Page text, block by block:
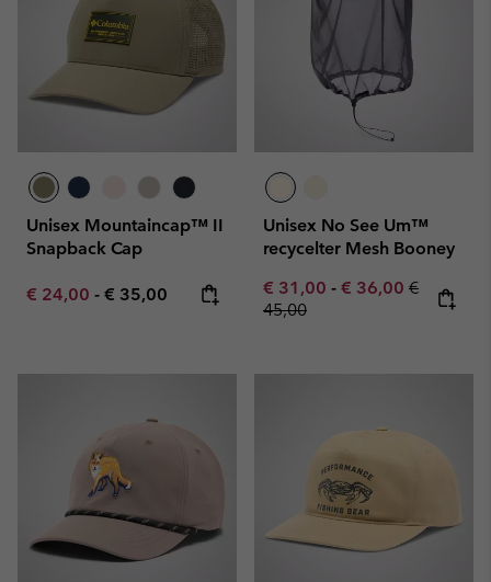
Unisex Mountaincap™ II
Snapback Cap
Minimum sale price:
€ 24,00 - Maximum price:
€ 35,00
Unisex No See Um™
recycelter Mesh Booney
Minimum sale price:
€ 31,00 - Maximum sale
€ 36,00 Regular
€
45,00